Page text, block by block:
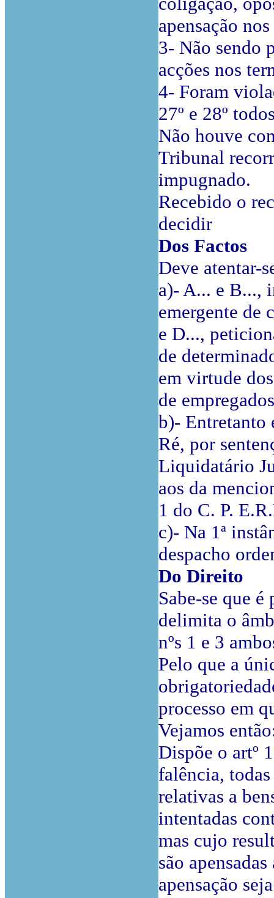
apensação
3- Não sendo
acções nos
4- Foram
27º e 28º
Não houve
Tribunal
impugnado.
Recebido o
decidir
Dos Factos
Deve atentar-
a)- A... e B...,
emergente de
e D...,
de
em virtude
de
b)- Entretanto
Ré, por
Liquidatário
aos da
1 do C. P.
c)- Na 1ª
despacho
Do Direito
Sabe-se que é
delimita o
nºs 1 e 3
Pelo que a
processo em
Vejamos
Dispõe o artº
falência, todas
relativas a
intentadas
mas cujo
são
apensação